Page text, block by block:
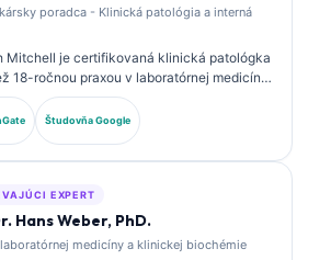
poradca - Klinická patológia a interná
Mitchell je certifikovaná klinická patológka
18-ročnou praxou v laboratórnej medicíne
analýze. Má špecializované
v klinickej biochémii a rozsiahle
o paneloch biomarkerov a laboratórnej
Študovňa Google
EXPERT
Hans Weber, PhD.
medicíny a klinickej biochémie